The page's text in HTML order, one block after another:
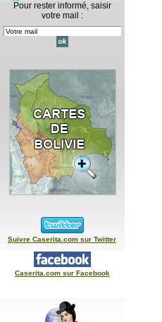
Pour rester informé, saisir
votre mail :
Suivre Caserita.com sur Twitter
Caserita.com sur Facebook